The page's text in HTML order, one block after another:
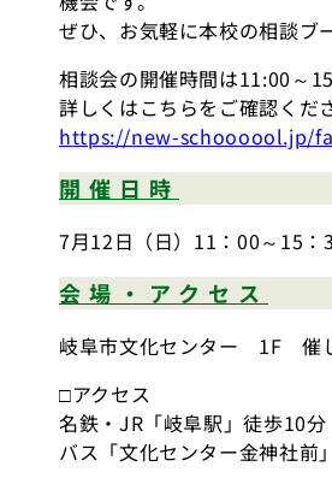
ぜひ、お気軽に本校の相談ブ
相談会の開催時間は11:00～
詳しくはこちらをご確認くだ
https://new-schoooool.jp/
開催日時
7月12日（日）11：00～15
会場・アクセス
岐阜市文化センター 1F 催
□アクセス
名鉄・JR「岐阜駅」徒歩10分
バス「文化センター金神社前